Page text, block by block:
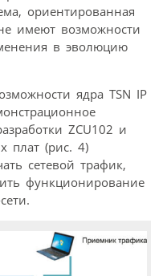
ориентированная
имеют возможности
в эволюцию
ядра TSN IP
ZCU102 и
плат (рис. 4)
сетевой трафик,
функционирование